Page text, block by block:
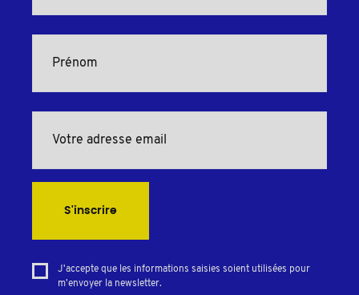
S'inscrire
J'accepte que les informations saisies soient utilisées pour
m'envoyer la newsletter.